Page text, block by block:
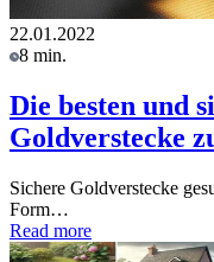
22.01.2022
8 min.
Die besten und
Goldverstecke
Sichere Goldverstecke
Form…
Read more